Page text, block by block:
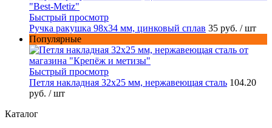
Быстрый просмотр
Ручка ракушка 98x34 мм, цинковый сплав 35 руб. / шт
Популярные
Быстрый просмотр
Петля накладная 32х25 мм, нержавеющая сталь 104.20
руб. / шт
Каталог